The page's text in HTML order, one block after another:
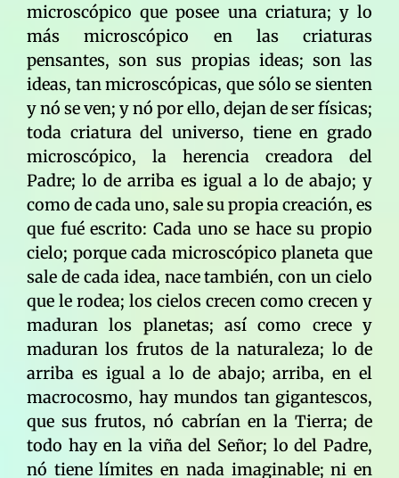
microscópico que posee una criatura; y lo
más microscópico en las criaturas
pensantes, son sus propias ideas; son las
ideas, tan microscópicas, que sólo se sienten
y nó se ven; y nó por ello, dejan de ser físicas;
toda criatura del universo, tiene en grado
microscópico, la herencia creadora del
Padre; lo de arriba es igual a lo de abajo; y
como de cada uno, sale su propia creación, es
que fué escrito: Cada uno se hace su propio
cielo; porque cada microscópico planeta que
sale de cada idea, nace también, con un cielo
que le rodea; los cielos crecen como crecen y
maduran los planetas; así como crece y
maduran los frutos de la naturaleza; lo de
arriba es igual a lo de abajo; arriba, en el
macrocosmo, hay mundos tan gigantescos,
que sus frutos, nó cabrían en la Tierra; de
todo hay en la viña del Señor; lo del Padre,
nó tiene límites en nada imaginable; ni en